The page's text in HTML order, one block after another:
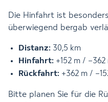
Die Hinfahrt ist
überwiegend bergab
Distanz: 30,5 km
Hinfahrt: +152 m / −362
Rückfahrt: +362 m /
Bitte planen Sie für die